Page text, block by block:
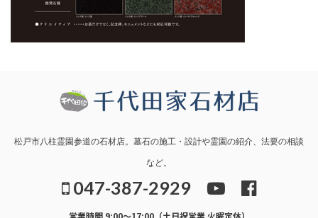
松戸市八柱霊園参道の石材店。墓石の施工・設計や霊園の紹介、法要の相談
など。
047-387-2929
営業時間 9:00～17:00（土日祝営業 火曜定休）